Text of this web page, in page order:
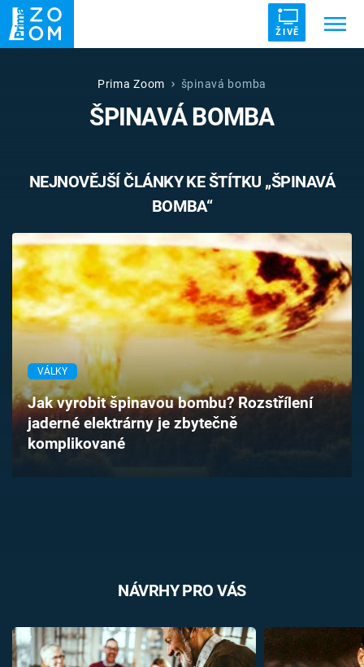
ŽIVĚ
ZRÁDCI UFO DRUHÁ SVĚTOVÁ VÁLKA
VETŘELCI DÁVNOVĚKU
Témata
Pořady
TV Program
Časopis
Sledujte prima+
Prima Zoom špinavá bomba
ŠPINAVÁ BOMBA
NEJNOVĚJŠÍ ČLÁNKY KE ŠTÍTKU „ŠPINAVÁ
BOMBA“
VÁLKY
Jak vyrobit špinavou bombu? Rozstřílení
jaderné elektrárny je zbytečně
komplikované
NÁVRHY PRO VÁS